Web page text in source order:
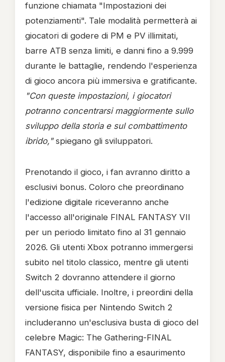
funzione chiamata "Impostazioni dei
potenziamenti". Tale modalità permetterà ai
giocatori di godere di PM e PV illimitati,
barre ATB senza limiti, e danni fino a 9.999
durante le battaglie, rendendo l'esperienza
di gioco ancora più immersiva e gratificante.
"Con queste impostazioni, i giocatori
potranno concentrarsi maggiormente sullo
sviluppo della storia e sul combattimento
ibrido,"spiegano gli sviluppatori.
Prenotando il gioco, i fan avranno diritto a
esclusivi bonus. Coloro che preordinano
l'edizione digitale riceveranno anche
l'accesso all'originale FINAL FANTASY VII
per un periodo limitato fino al 31 gennaio
2026. Gli utenti Xbox potranno immergersi
subito nel titolo classico, mentre gli utenti
Switch 2 dovranno attendere il giorno
dell'uscita ufficiale. Inoltre, i preordini della
versione fisica per Nintendo Switch 2
includeranno un'esclusiva busta di gioco del
celebre Magic: The Gathering-FINAL
FANTASY, disponibile fino a esaurimento